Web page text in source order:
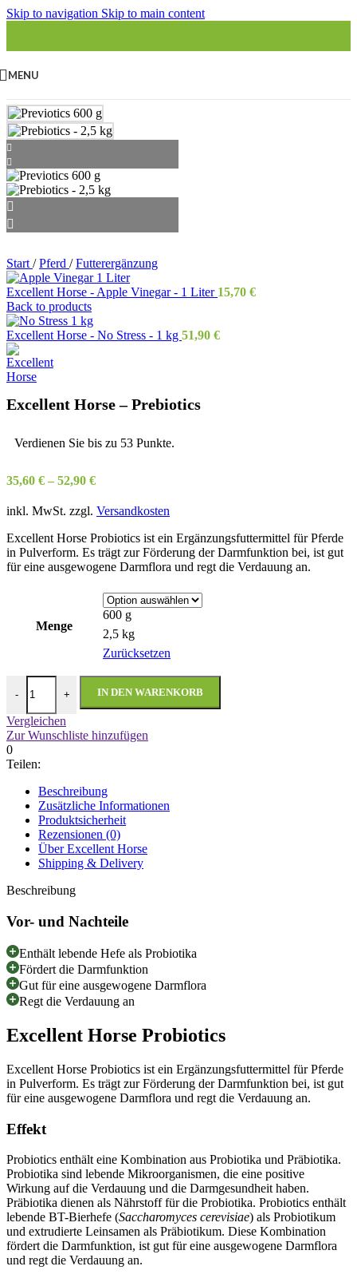
Skip to navigation Skip to main content
MENU
Start / Pferd / Futterergänzung
Excellent Horse - Apple Vinegar - 1 Liter 15,70 €
Back to products
Excellent Horse - No Stress - 1 kg 51,90 €
Excellent Horse – Prebiotics
Verdienen Sie bis zu 53 Punkte.
35,60 € – 52,90 €
inkl. MwSt. zzgl. Versandkosten
Excellent Horse Probiotics ist ein Ergänzungsfuttermittel für Pferde
in Pulverform. Es trägt zur Förderung der Darmfunktion bei, ist gut
für eine ausgewogene Darmflora und regt die Verdauung an.
Menge
600 g
2,5 kg
Zurücksetzen
-
Excellent Horse - Prebiotics Menge
+ IN DEN WARENKORB
Vergleichen
Zur Wunschliste hinzufügen
0
Teilen:
Beschreibung
Zusätzliche Informationen
Produktsicherheit
Rezensionen (0)
Über Excellent Horse
Shipping & Delivery
Beschreibung
Vor- und Nachteile
Enthält lebende Hefe als Probiotika
Fördert die Darmfunktion
Gut für eine ausgewogene Darmflora
Regt die Verdauung an
Excellent Horse Probiotics
Excellent Horse Probiotics ist ein Ergänzungsfuttermittel für Pferde
in Pulverform. Es trägt zur Förderung der Darmfunktion bei, ist gut
für eine ausgewogene Darmflora und regt die Verdauung an.
Effekt
Probiotics enthält eine Kombination aus Probiotika und Präbiotika.
Probiotika sind lebende Mikroorganismen, die eine positive
Wirkung auf die Verdauung und die Darmgesundheit haben.
Präbiotika dienen als Nährstoff für die Probiotika. Probiotics enthält
lebende BT-Bierhefe (Saccharomyces cerevisiae) als Probiotikum
und extrudierte Leinsamen als Präbiotikum. Diese Kombination
fördert die Darmfunktion, ist gut für eine ausgewogene Darmflora
und regt die Verdauung an.